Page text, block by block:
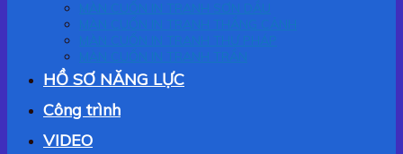
HỒ SƠ NĂNG LỰC
Công trình
VIDEO